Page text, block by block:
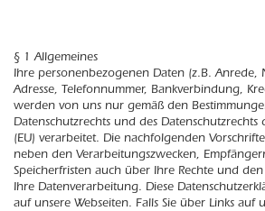
§ 1 Allgemeines
Ihre personenbezogenen Daten (z.B. Anrede,
Adresse, Telefonnummer, Bankverbindung,
werden von uns nur gemäß den
Datenschutzrechts und des
(EU) verarbeitet. Die nachfolgenden
neben den Verarbeitungszwecken,
Speicherfristen auch über Ihre Rechte und
Ihre Datenverarbeitung. Diese
auf unsere Webseiten. Falls Sie über Links auf